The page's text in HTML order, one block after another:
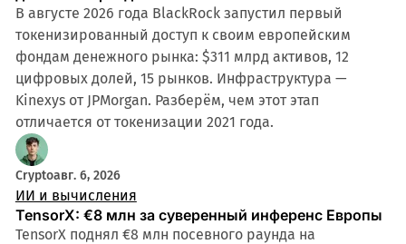
В августе 2026 года BlackRock запустил первый
токенизированный доступ к своим европейским
фондам денежного рынка: $311 млрд активов, 12
цифровых долей, 15 рынков. Инфраструктура —
Kinexys от JPMorgan. Разберём, чем этот этап
отличается от токенизации 2021 года.
Cryptoавг. 6, 2026
ИИ и вычисления
TensorX: €8 млн за суверенный инференс Европы
TensorX поднял €8 млн посевного раунда на